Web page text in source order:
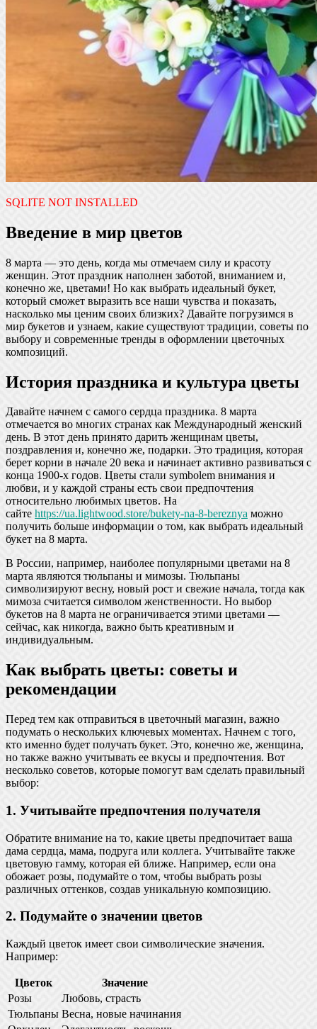
SQLITE NOT INSTALLED
Введение в мир цветов
8 марта — это день, когда мы отмечаем силу и красоту
женщин. Этот праздник наполнен заботой, вниманием и,
конечно же, цветами! Но как выбрать идеальный букет,
который сможет выразить все наши чувства и показать,
насколько мы ценим своих близких? Давайте погрузимся в
мир букетов и узнаем, какие существуют традиции, советы по
выбору и современные тренды в оформлении цветочных
композиций.
История праздника и культура цветы
Давайте начнем с самого сердца праздника. 8 марта
отмечается во многих странах как Международный женский
день. В этот день принято дарить женщинам цветы,
поздравления и, конечно же, подарки. Это традиция, которая
берет корни в начале 20 века и начинает активно развиваться с
конца 1900-х годов. Цветы стали symbolem внимания и
любви, и у каждой страны есть свои предпочтения
относительно любимых цветов. На
сайте https://ua.lightwood.store/bukety-na-8-bereznya можно
получить больше информации о том, как выбрать идеальный
букет на 8 марта.
В России, например, наиболее популярными цветами на 8
марта являются тюльпаны и мимозы. Тюльпаны
символизируют весну, новый рост и свежие начала, тогда как
мимоза считается символом женственности. Но выбор
букетов на 8 марта не ограничивается этими цветами —
сейчас, как никогда, важно быть креативным и
индивидуальным.
Как выбрать цветы: советы и
рекомендации
Перед тем как отправиться в цветочный магазин, важно
подумать о нескольких ключевых моментах. Начнем с того,
кто именно будет получать букет. Это, конечно же, женщина,
но также важно учитывать ее вкусы и предпочтения. Вот
несколько советов, которые помогут вам сделать правильный
выбор:
1. Учитывайте предпочтения получателя
Обратите внимание на то, какие цветы предпочитает ваша
дама сердца, мама, подруга или коллега. Учитывайте также
цветовую гамму, которая ей ближе. Например, если она
обожает розы, подумайте о том, чтобы выбрать розы
различных оттенков, создав уникальную композицию.
2. Подумайте о значении цветов
Каждый цветок имеет свои символические значения.
Например:
Цветок
Значение
Розы
Любовь, страсть
Тюльпаны Весна, новые начинания